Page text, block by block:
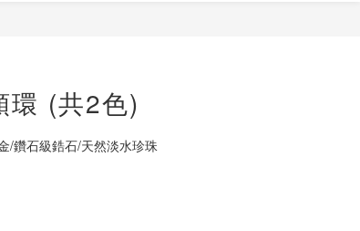
環 (共2色)
/鑽石級鋯石/天然淡水珍珠
x 7mm